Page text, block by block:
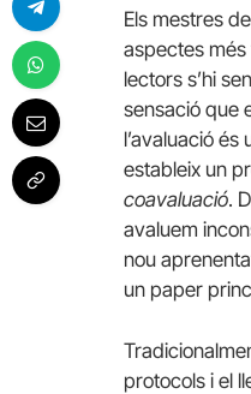
Els mestres
aspectes més
lectors s’hi
sensació que
l’avaluació
estableix un
coavaluació.
avaluem
nou
un paper
protocols i el